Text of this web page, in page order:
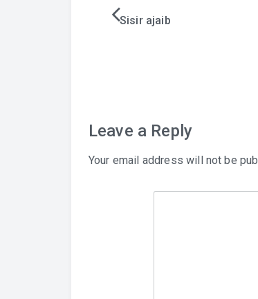
PostSisir ajaib
Leave a Reply
Your email address will not be